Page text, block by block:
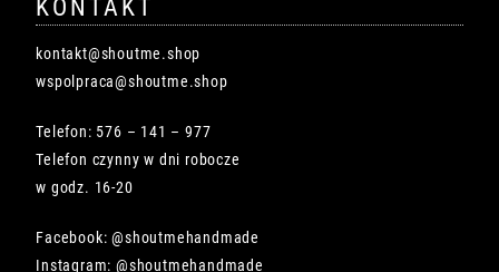
KONTAKT
kontakt@shoutme.shop
wspolpraca@shoutme.shop
Telefon: 576 – 141 – 977
Telefon czynny w dni robocze
w godz. 16-20
Facebook: @shoutmehandmade
Instagram: @shoutmehandmade